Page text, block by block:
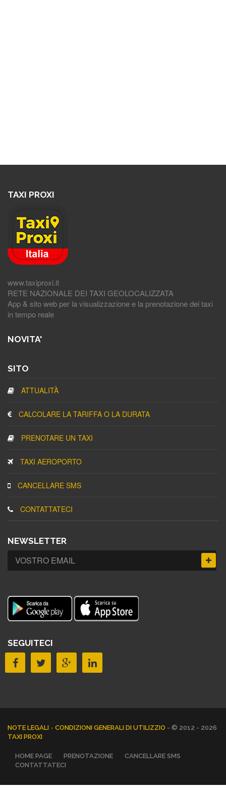
TAXI PROXI
www.taxiproxi.it
RETE NAZIONALE DEI TAXI GEOLOCALIZZATA
App & sito web per la visualizzazione e la prenotazione dei taxi
in tempo reale
NOVITA'
SITO
ATTUALITÀ
CALCOLARE LA TARIFFA O LA DURATA
PRENOTARE UN TAXI
TAXI AEROPORTO
CANCELLARE SMS
CONTATTATECI
NEWSLETTER
SEGUITECI
NOTE LEGALI - CONDIZIONI GENERALI DI UTILIZZIO - © 2012 - 2026
TAXI PROXI
HOME PAGE PRENOTAZIONE
CANCELLARE SMS
CONTATTATECI